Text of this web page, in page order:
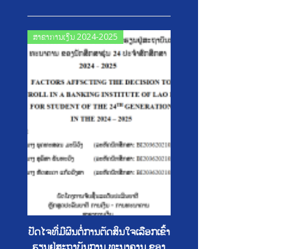
ສາຂາການເງິນ 2024-2025
ປັດໄຈທີ່ມີຜົນຕໍ່ການຕັດສິນໃຈເລືອກເຂົ້າ
Posted
on